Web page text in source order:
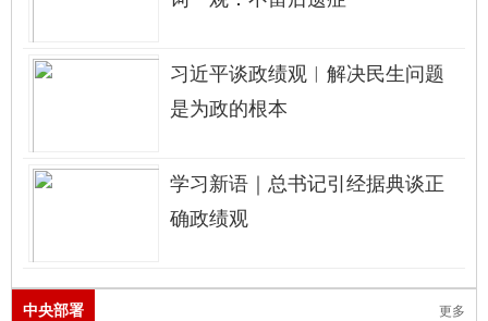
习近平谈政绩观︱解决民生问题
是为政的根本
学习新语｜总书记引经据典谈正
确政绩观
中央部署 更多